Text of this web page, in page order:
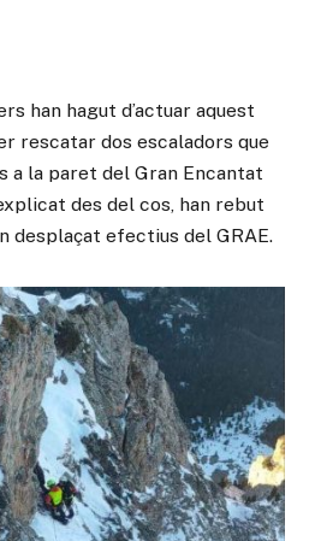
han hagut d’actuar aquest
rescatar dos escaladors que
a la paret del Gran Encantat
des del cos, han rebut
desplaçat efectius del GRAE.